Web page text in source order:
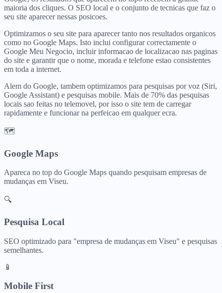
maioria dos cliques. O SEO local e o conjunto de tecnicas que faz o
seu site aparecer nessas posicoes.
Optimizamos o seu site para aparecer tanto nos resultados organicos
como no Google Maps. Isto inclui configurar correctamente o
Google Meu Negocio, incluir informacao de localizacao nas paginas
do site e garantir que o nome, morada e telefone estao consistentes
em toda a internet.
Alem do Google, tambem optimizamos para pesquisas por voz (Siri,
Google Assistant) e pesquisas mobile. Mais de 70% das pesquisas
locais sao feitas no telemovel, por isso o site tem de carregar
rapidamente e funcionar na perfeicao em qualquer ecra.
🗺️
Google Maps
Apareca no top do Google Maps quando pesquisam empresas de
mudanças em Viseu.
🔍
Pesquisa Local
SEO optimizado para "empresa de mudanças em Viseu" e pesquisas
semelhantes.
📱
Mobile First